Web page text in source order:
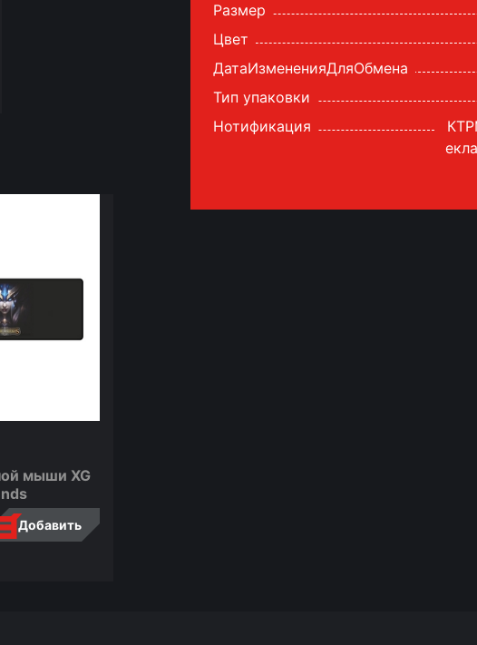
мыши XG
Добавить
Размер
Цвет
ДатаИзмененияДляОбмена
Тип упаковки
Нотификация